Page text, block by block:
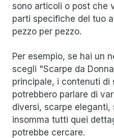
sono articoli o post che
parti specifiche del tuo
pezzo per pezzo.
Per esempio, se hai un
scegli "Scarpe da
principale, i contenuti di
potrebbero parlare di
diversi, scarpe
insomma tutti quei
potrebbe cercare.